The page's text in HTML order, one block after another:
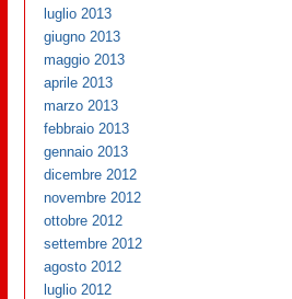
luglio 2013
giugno 2013
maggio 2013
aprile 2013
marzo 2013
febbraio 2013
gennaio 2013
dicembre 2012
novembre 2012
ottobre 2012
settembre 2012
agosto 2012
luglio 2012